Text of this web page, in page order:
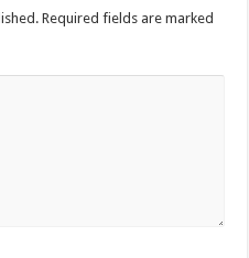
Required fields are marked